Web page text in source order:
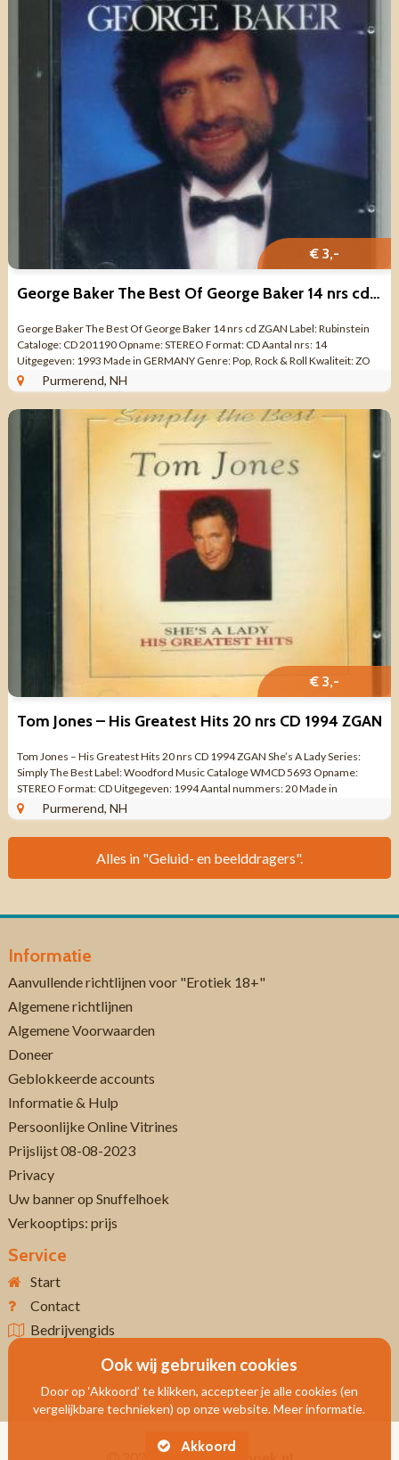
€ 3,-
George Baker The Best Of George Baker 14 nrs cd ZGAN
George Baker The Best Of George Baker 14 nrs cd ZGAN Label: Rubinstein
Cataloge: CD 201190 Opname: STEREO Format: CD Aantal nrs: 14
Uitgegeven: 1993 Made in GERMANY Genre: Pop, Rock & Roll Kwaliteit: ZO
GOED ALS NIEUW Tracklist CD 1 ...
Purmerend, NH
€ 3,-
Tom Jones – His Greatest Hits 20 nrs CD 1994 ZGAN
Tom Jones – His Greatest Hits 20 nrs CD 1994 ZGAN She’s A Lady Series:
Simply The Best Label: Woodford Music Cataloge WMCD 5693 Opname:
STEREO Format: CD Uitgegeven: 1994 Aantal nummers: 20 Made in
HOLLAND Genre: ...
Purmerend, NH
Alles in "Geluid- en beelddragers".
Informatie
Aanvullende richtlijnen voor "Erotiek 18+"
Algemene richtlijnen
Algemene Voorwaarden
Doneer
Geblokkeerde accounts
Informatie & Hulp
Persoonlijke Online Vitrines
Prijslijst 08-08-2023
Privacy
Uw banner op Snuffelhoek
Verkooptips: prijs
Service
Start
Contact
Bedrijvengids
Www.snuffelhoek.nl
Ook wij gebruiken cookies
Door op ‘Akkoord’ te klikken, accepteer je alle cookies (en
vergelijkbare technieken) op onze website. Meer informatie.
Akkoord